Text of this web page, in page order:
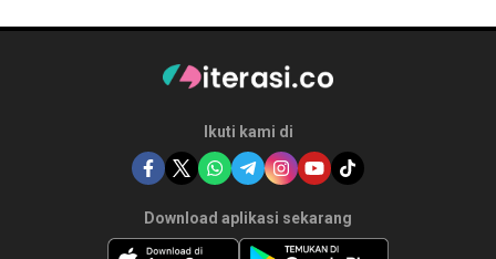
Ikuti kami di
Download aplikasi sekarang